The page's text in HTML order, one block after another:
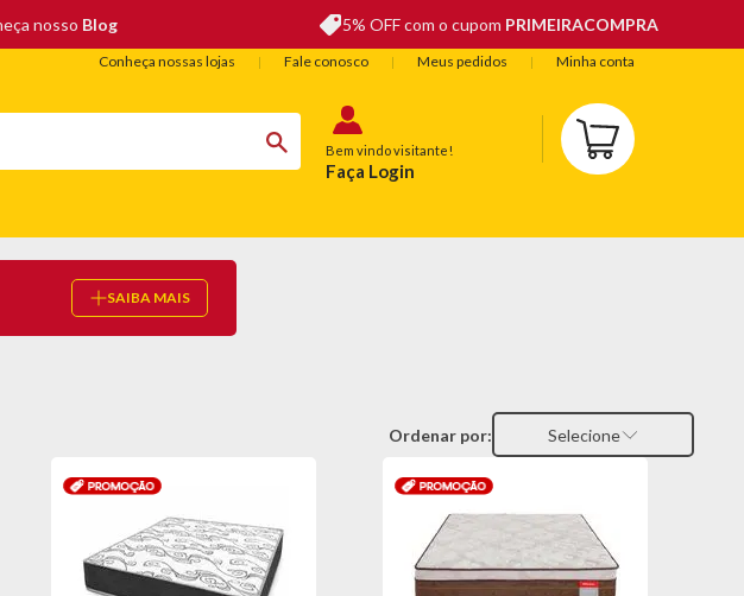
nosso Blog 5% OFF com o cupom PRIMEIRACOMPRA
Conheça nossas lojas Fale conosco Meus pedidos Minha conta
Bem vindo visitante!
Faça Login
SAIBA MAIS
Ordenar por: Selecione